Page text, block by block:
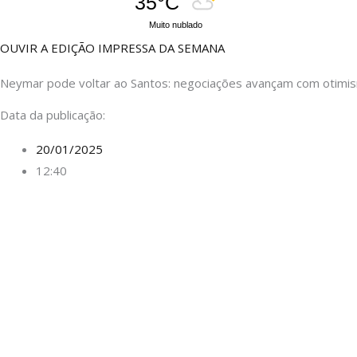
Muito nublado
OUVIR A EDIÇÃO IMPRESSA DA SEMANA
Neymar pode voltar ao Santos: negociações avançam com
Data da publicação:
20/01/2025
12:40